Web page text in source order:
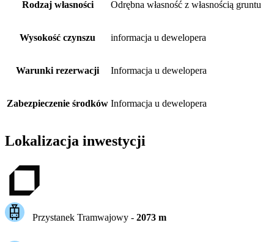
Rodzaj własności Odrębna własność z własnością gruntu
Wysokość czynszu informacja u dewelopera
Warunki rezerwacji Informacja u dewelopera
Zabezpieczenie środków Informacja u dewelopera
Lokalizacja inwestycji
Przystanek Tramwajowy - 2073m